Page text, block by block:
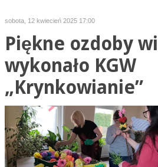
sobota, 12 kwiecień 2025 17:00
Piękne ozdoby
wykonało KGW
„Krynkowianie”